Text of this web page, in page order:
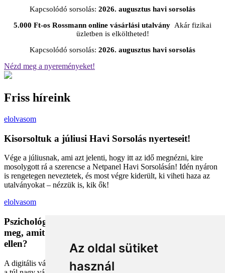
Az oldal sütiket
használ
Kapcsolódó sorsolás: 2026. augusztus havi sorsolás
5.000 Ft-os Rossmann online vásárlási utalvány Akár fizikai
üzletben is elköltheted!
Kapcsolódó sorsolás: 2026. augusztus havi sorsolás
Nézd meg a nyereményeket!
Friss híreink
elolvasom
Kisorsoltuk a júliusi Havi Sorsolás nyerteseit!
Vége a júliusnak, ami azt jelenti, hogy itt az idő megnézni, kire
mosolygott rá a szerencse a Netpanel Havi Sorsolásán! Idén nyáron
is rengetegen neveztetek, és most végre kiderült, ki viheti haza az
utalványokat – nézzük is, kik ők!
elolvasom
Pszichológiai trükkök a kosárban: Miért vesszük
meg, amit megveszünk, és mit tehetünk a bűntudat
ellen?
A digitális vásárlás kényelmes, de tele van pszichológiai csapdákkal